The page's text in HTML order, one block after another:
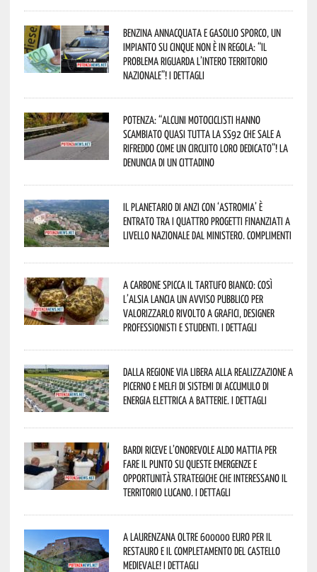
Benzina annacquata e gasolio sporco, un
impianto su cinque non è in regola: “il
problema riguarda l’intero territorio
Nazionale”! I dettagli
Potenza: “alcuni motociclisti hanno
scambiato quasi tutta la SS92 che sale a
Rifreddo come un circuito loro dedicato”! La
denuncia di un cittadino
Il Planetario di Anzi con ‘Astromia’ è
entrato tra i quattro progetti finanziati a
livello nazionale dal Ministero. Complimenti
A Carbone spicca il tartufo bianco: così
l’Alsia lancia un avviso pubblico per
valorizzarlo rivolto a grafici, designer
professionisti e studenti. I dettagli
Dalla Regione via libera alla realizzazione a
Picerno e Melfi di sistemi di accumulo di
energia elettrica a batterie. I dettagli
Bardi riceve l’onorevole Aldo Mattia per
fare il punto su queste emergenze e
opportunità strategiche che interessano il
territorio lucano. I dettagli
A Laurenzana oltre 600000 euro per il
restauro e il completamento del Castello
Medievale! I dettagli